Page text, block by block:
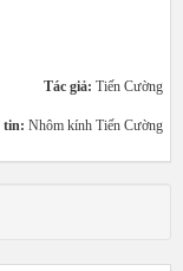
Tác giả: Tiến Cường
tin: Nhôm kính Tiến Cường